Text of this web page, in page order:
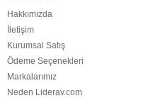
Hakkımızda
İletişim
Kurumsal Satış
Ödeme Seçenekleri
Markalarımız
Neden Liderav.com